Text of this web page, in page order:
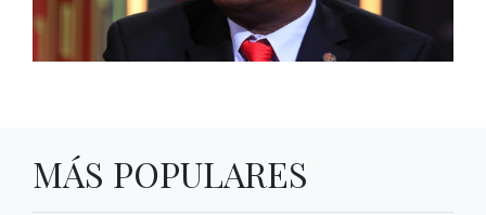
MÁS POPULARES